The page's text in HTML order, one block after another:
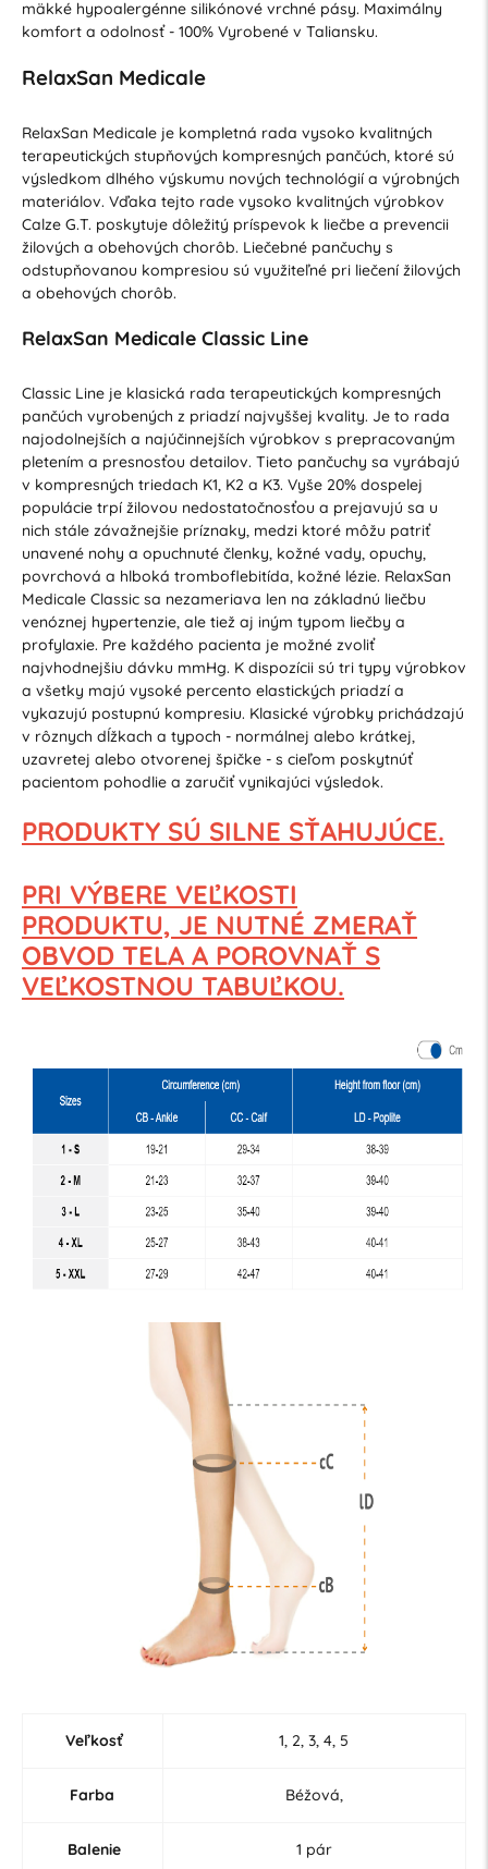
mäkké hypoalergénne silikónové vrchné pásy. Maximálny
komfort a odolnosť - 100% Vyrobené v Taliansku.
RelaxSan Medicale
RelaxSan Medicale je kompletná rada vysoko kvalitných
terapeutických stupňových kompresných pančúch, ktoré sú
výsledkom dlhého výskumu nových technológií a výrobných
materiálov. Vďaka tejto rade vysoko kvalitných výrobkov
Calze G.T. poskytuje dôležitý príspevok k liečbe a prevencii
žilových a obehových chorôb. Liečebné pančuchy s
odstupňovanou kompresiou sú využiteľné pri liečení žilových
a obehových chorôb.
RelaxSan Medicale Classic Line
Classic Line je klasická rada terapeutických kompresných
pančúch vyrobených z priadzí najvyššej kvality. Je to rada
najodolnejších a najúčinnejších výrobkov s prepracovaným
pletením a presnosťou detailov. Tieto pančuchy sa vyrábajú
v kompresných triedach K1, K2 a K3. Vyše 20% dospelej
populácie trpí žilovou nedostatočnosťou a prejavujú sa u
nich stále závažnejšie príznaky, medzi ktoré môžu patriť
unavené nohy a opuchnuté členky, kožné vady, opuchy,
povrchová a hlboká tromboflebitída, kožné lézie. RelaxSan
Medicale Classic sa nezameriava len na základnú liečbu
venóznej hypertenzie, ale tiež aj iným typom liečby a
profylaxie. Pre každého pacienta je možné zvoliť
najvhodnejšiu dávku mmHg. K dispozícii sú tri typy výrobkov
a všetky majú vysoké percento elastických priadzí a
vykazujú postupnú kompresiu. Klasické výrobky prichádzajú
v rôznych dĺžkach a typoch - normálnej alebo krátkej,
uzavretej alebo otvorenej špičke - s cieľom poskytnúť
pacientom pohodlie a zaručiť vynikajúci výsledok.
PRODUKTY SÚ SILNE SŤAHUJÚCE.
PRI VÝBERE VEĽKOSTI
PRODUKTU, JE NUTNÉ ZMERAŤ
OBVOD TELA A POROVNAŤ S
VEĽKOSTNOU TABUĽKOU.
Veľkosť 1, 2, 3, 4, 5
Farba Béžová,
Balenie 1 pár